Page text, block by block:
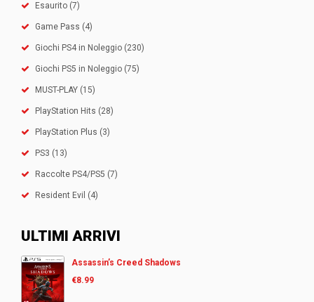
Esaurito (7)
Game Pass (4)
Giochi PS4 in Noleggio (230)
Giochi PS5 in Noleggio (75)
MUST-PLAY (15)
PlayStation Hits (28)
PlayStation Plus (3)
PS3 (13)
Raccolte PS4/PS5 (7)
Resident Evil (4)
ULTIMI ARRIVI
Assassin’s Creed Shadows
€8.99